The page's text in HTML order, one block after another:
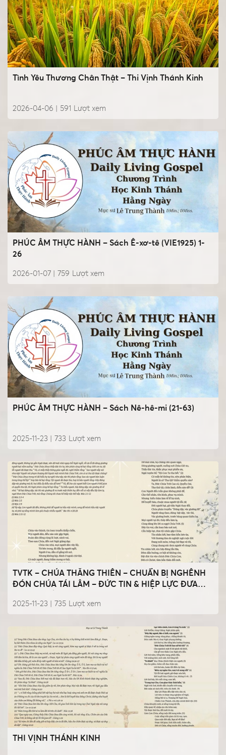
Tình Yêu Thương Chân Thật – Thi Vịnh Thánh Kinh
2026-04-06 | Lượt xem
591
PHÚC ÂM THỰC HÀNH – Sách Ê-xơ-tê (VIE1925) 1-
26
2026-01-07 | Lượt xem
759
PHÚC ÂM THỰC HÀNH – Sách Nê-hê-mi (21-63)
2025-11-23 | Lượt xem
733
TVTK – CHÚA THĂNG THIÊN – CHUẨN BỊ NGHÊNH
ĐÓN CHÚA TÁI LÂM – ĐỨC TIN & HIỆP LỰC ĐƯA
2025-11-23 | Lượt xem
735
THI VỊNH THÁNH KINH